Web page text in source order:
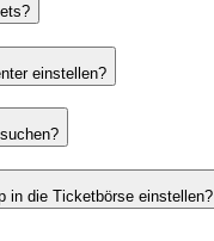
einstellen?
in die Ticketbörse einstellen?